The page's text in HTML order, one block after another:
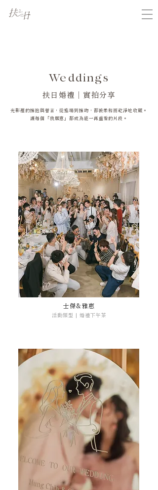
Weddings
扶日婚禮｜實拍分享
光影裡的擁抱與誓言，從進場到擁吻，都被柔和而乾淨地收藏。
讓每個「我願意」都成為能一再重看的片段。
士傑&雅惠
活動類型 | 婚禮下午茶